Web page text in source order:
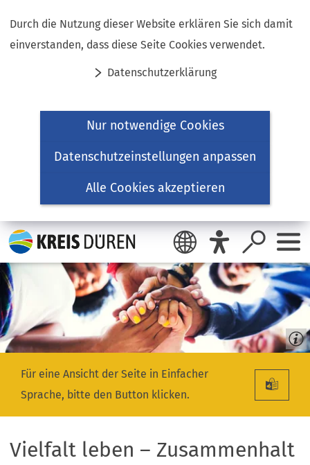
Durch die Nutzung dieser Website erklären Sie sich damit
einverstanden, dass diese Seite Cookies verwendet.
Datenschutzerklärung
Nur notwendige Cookies
Datenschutzeinstellungen anpassen
Alle Cookies akzeptieren
Inhalt anspringen
Für eine Ansicht der Seite in Einfacher
Sprache, bitte den Button klicken.
Vielfalt leben – Zusammenhalt